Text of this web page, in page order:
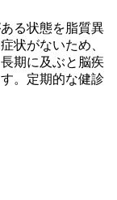
る状態を脂質異
状がないため、
期に及ぶと脳疾
。定期的な健診